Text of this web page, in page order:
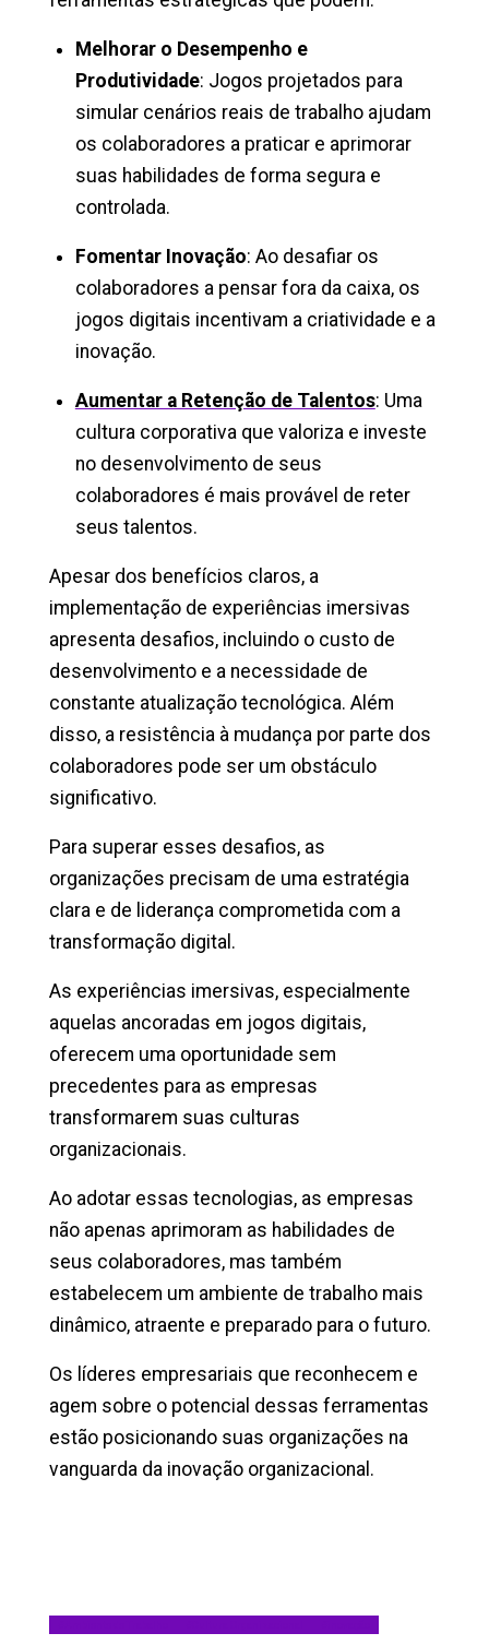
Melhorar o Desempenho e
Produtividade: Jogos projetados para
simular cenários reais de trabalho ajudam
os colaboradores a praticar e aprimorar
suas habilidades de forma segura e
controlada.
Fomentar Inovação: Ao desafiar os
colaboradores a pensar fora da caixa, os
jogos digitais incentivam a criatividade e a
inovação.
Aumentar a Retenção de Talentos: Uma
cultura corporativa que valoriza e investe
no desenvolvimento de seus
colaboradores é mais provável de reter
seus talentos.
Apesar dos benefícios claros, a
implementação de experiências imersivas
apresenta desafios, incluindo o custo de
desenvolvimento e a necessidade de
constante atualização tecnológica. Além
disso, a resistência à mudança por parte dos
colaboradores pode ser um obstáculo
significativo.
Para superar esses desafios, as
organizações precisam de uma estratégia
clara e de liderança comprometida com a
transformação digital.
As experiências imersivas, especialmente
aquelas ancoradas em jogos digitais,
oferecem uma oportunidade sem
precedentes para as empresas
transformarem suas culturas
organizacionais.
Ao adotar essas tecnologias, as empresas
não apenas aprimoram as habilidades de
seus colaboradores, mas também
estabelecem um ambiente de trabalho mais
dinâmico, atraente e preparado para o futuro.
Os líderes empresariais que reconhecem e
agem sobre o potencial dessas ferramentas
estão posicionando suas organizações na
vanguarda da inovação organizacional.